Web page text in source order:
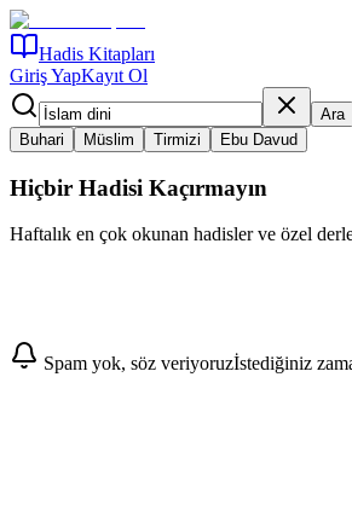
Hadis Kitapları
Giriş YapKayıt Ol
Ara
Buhari
Müslim Tirmizi Ebu Davud
Hiçbir Hadisi Kaçırmayın
Haftalık en çok okunan hadisler ve özel
Abone Ol
Spam yok, söz veriyoruzİstediğiniz